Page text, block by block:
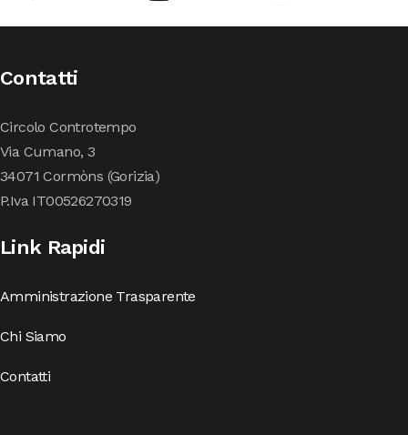
Contatti
Circolo Controtempo
Via Cumano, 3
34071 Cormòns (Gorizia)
P.Iva IT00526270319
Link Rapidi
Amministrazione Trasparente
Chi Siamo
Contatti